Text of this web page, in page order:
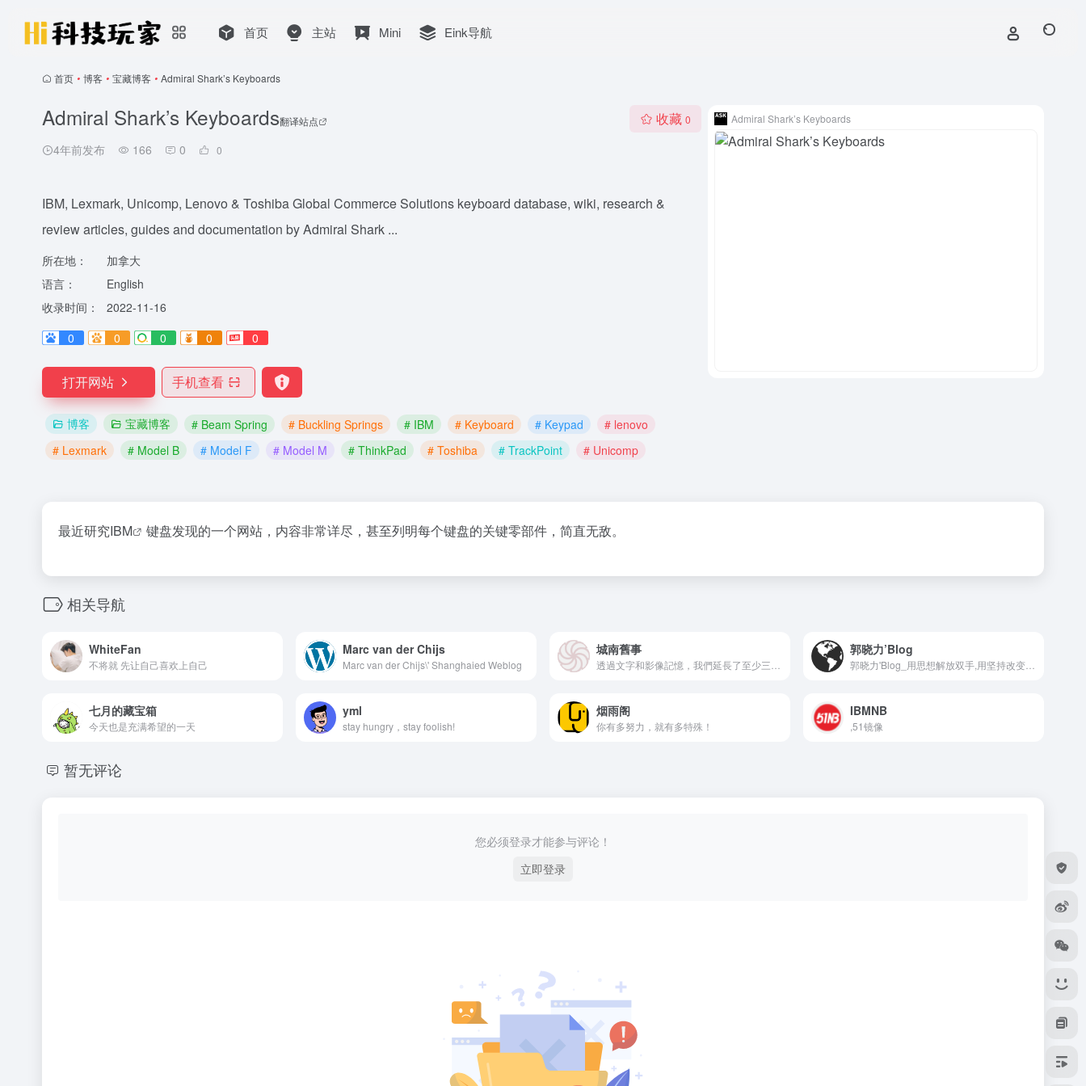
首页 主站 Mini Eink导航
首页 • 博客 • 宝藏博客 • Admiral Shark’s Keyboards
Admiral Shark’s Keyboards翻译站点
4年前发布 166 0 0
收藏 0
IBM, Lexmark, Unicomp, Lenovo & Toshiba Global Commerce Solutions keyboard database, wiki, research &
review articles, guides and documentation by Admiral Shark ...
所在地：
加拿大
语言：
English
收录时间：
2022-11-16
0
0 0 0 0
打开网站 手机查看
博客 宝藏博客 # Beam Spring # Buckling Springs # IBM # Keyboard # Keypad
# lenovo
# Lexmark
# Model B # Model F # Model M # ThinkPad # Toshiba # TrackPoint # Unicomp
Admiral Shark’s Keyboards
最近研究IBM 键盘发现的一个网站，内容非常详尽，甚至列明每个键盘的关键零部件，简直无敌。
相关导航
WhiteFan
不将就 先让自己喜欢上自己
Marc van der Chijs
Marc van der Chijs\' Shanghaied Weblog
城南舊事 郭晓力’Blog
七月的藏宝箱
今天也是充满希望的一天
yml
stay hungry，stay foolish!
烟雨阁
你有多努力，就有多特殊！
IBMNB
,51镜像
暂无评论
您必须登录才能参与评论！
立即登录